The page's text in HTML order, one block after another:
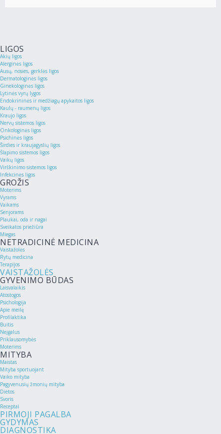
LIGOS
Akių ligos
Alerginės ligos
Ausų, nosies, gerklės ligos
Dermatologinės ligos
Ginekologinės ligos
Lytinės vyrų lygos
Endokrininės ir medžiagų apykaitos ligos
Kaulų - raumenų ligos
Kraujo ligos
Nervų sistemos ligos
Onkologinės ligos
Psichinės ligos
Širdies ir kraujagyslių ligos
Šlapimo sistemos ligos
Vaikų ligos
Virškinimo sistemos ligos
Infekcinės ligos
GROŽIS
Moterims
Vyrams
Vaikams
Senjorams
Plaukai, oda ir nagai
Sveikatos priežiūra
Miegas
NETRADICINĖ MEDICINA
Vaistažolės
Rytų medicina
Terapijos
VAISTAŽOLĖS
GYVENIMO BŪDAS
Laisvalaikis
Atostogos
Psichologija
Apie meilę
Profilaktika
Buitis
Neįgalus
Priklausomybės
Moterims
MITYBA
Maistas
Mityba sportuojant
Vaiko mityba
Pagyvenusių žmonių mityba
Dietos
Svoris
Receptai
PIRMOJI PAGALBA
GYDYMAS
DIAGNOSTIKA